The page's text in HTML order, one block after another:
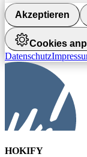
Akzeptieren
Cookies
Datenschutz
HOKIFY